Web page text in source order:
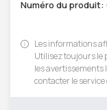
Numéro du produit:
Les informations
Utilisez toujours le
les
contacter le service